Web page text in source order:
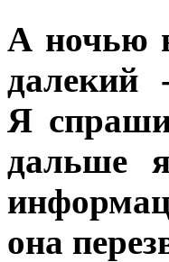
А ночью
далекий
Я
дальше
она